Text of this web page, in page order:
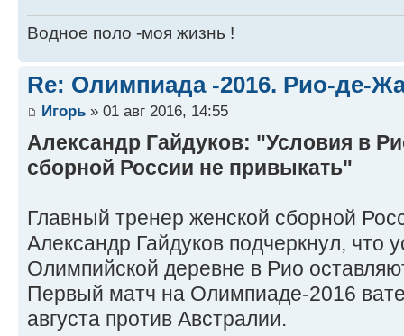
Водное поло -моя жизнь !
Re: Олимпиада -2016. Рио-де-
Игорь » 01 авг 2016, 14:55
Александр Гайдуков: "Условия в
сборной России не привыкать"
Главный тренер женской сборной
Александр Гайдуков подчеркнул, что
Олимпийской деревне в Рио
Первый матч на Олимпиаде-2016
августа против Австралии.